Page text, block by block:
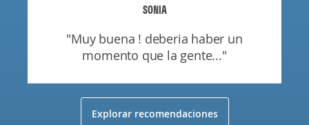
SONIA
"muy buena ! deberia haber un
momento que la gente..."
Explorar recomendaciones